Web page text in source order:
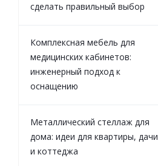
сделать правильный выбор
Комплексная мебель для
медицинских кабинетов:
инженерный подход к
оснащению
Металлический стеллаж для
дома: идеи для квартиры, дачи
и коттеджа